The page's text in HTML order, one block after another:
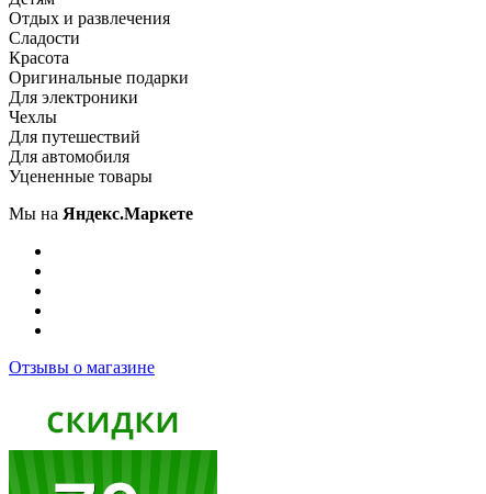
Отдых и развлечения
Сладости
Красота
Оригинальные подарки
Для электроники
Чехлы
Для путешествий
Для автомобиля
Уцененные товары
Мы на Яндекс.Маркете
Отзывы о магазине